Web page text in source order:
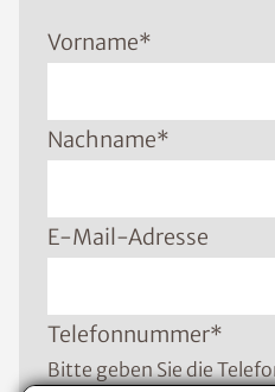
Vorname*
Nachname*
E-Mail-Adresse
Telefonnummer*
Bitte geben Sie die